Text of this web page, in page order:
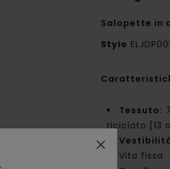
Salopette in
Style
Tessuto:
riciclato [13
Vita fissa